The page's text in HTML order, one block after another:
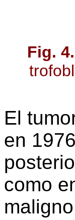
Fig. 4.
El
en
como